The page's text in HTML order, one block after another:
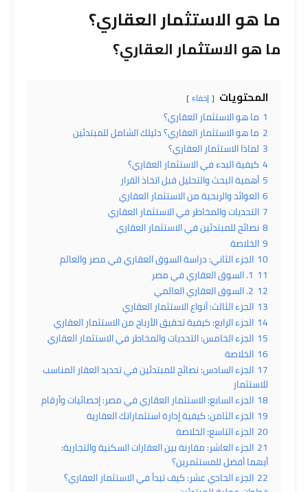
ما هو الاستثمار العقاري؟
ما هو الاستثمار العقاري؟
المحتويات إخفاء
1 ما هو الاستثمار العقاري؟
2 ما هو الاستثمار العقاري؟ دليلك الشامل للمبتدئين
3 لماذا الاستثمار العقاري؟
4 كيفية البدء في الاستثمار العقاري؟
5 أهمية البحث والتحليل قبل اتخاذ القرار
6العوائد والربحية من الاستثمار العقاري
7 التحديات والمخاطر في الاستثمار العقاري
8 نصائح للمبتدئين في الاستثمار العقاري
9الخلاصة
10 الجزء الثاني: دراسة السوق العقاري في مصر والعالم
11 1. السوق العقاري في مصر
12 2. السوق العقاري العالمي
13 الجزء الثالث: أنواع الاستثمار العقاري
14 الجزء الرابع: كيفية تحقيق الأرباح من الاستثمار العقاري
15 الجزء الخامس: التحديات والمخاطر في الاستثمار العقاري
16 الخلاصة
17 الجزء السادس: نصائح للمبتدئين في تحديد العقار المناسب
للاستثمار
18 الجزء السابع: الاستثمار العقاري في مصر: إحصائيات وأرقام
19 الجزء الثامن: كيفية إدارة استثماراتك العقارية
20 الجزء التاسع: الخلاصة
21 الجزء العاشر: مقارنة بين العقارات السكنية والتجارية:
أيهما أفضل للمستثمرين؟
22 الجزء الحادي عشر: كيف تبدأ في الاستثمار العقاري؟